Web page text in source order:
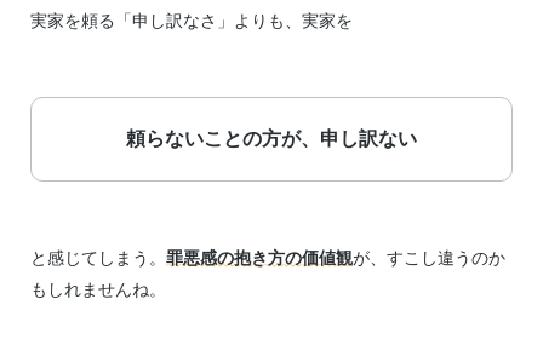
実家を頼る「申し訳なさ」よりも、実家を
頼らないことの方が、申し訳ない
と感じてしまう。 罪悪感の抱き方の価値観が、すこし違うのか
もしれませんね。